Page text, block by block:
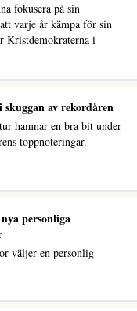
fokusera på sin
varje år kämpa för sin
Kristdemokraterna i
av rekordåren
hamnar en bra bit under
toppnoteringar.
personliga
väljer en personlig